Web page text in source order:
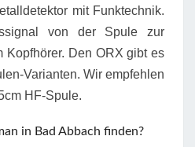
mit Funktechnik.
von der Spule zur
Kopfhörer. Den ORX gibt es
Varianten. Wir empfehlen
HF-Spule.
in Bad Abbach finden?